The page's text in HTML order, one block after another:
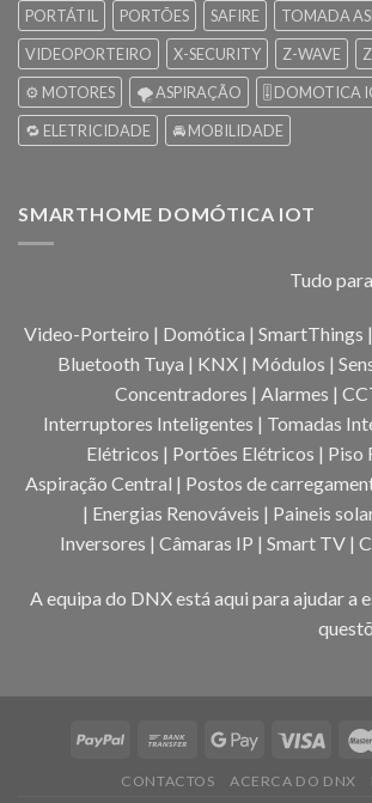
PORTÁTIL
PORTÕES SAFIRE
TOMADA
VIDEOPORTEIRO
X-SECURITY Z-WAVE
⚙️ MOTORES
🌪️ ASPIRAÇÃO 🎚️ DOMOTICA
🔁 ELETRICIDADE
🚘 MOBILIDADE
SMARTHOME DOMÓTICA IOT
Tudo
Video-Porteiro | Domótica | SmartThings
Bluetooth Tuya | KNX | Módulos |
Concentradores | Alarmes |
Interruptores Inteligentes | Tomadas
Elétricos | Portões Elétricos | Piso
Aspiração Central | Postos de
| Energias Renováveis | Paineis
Inversores | Câmaras IP | Smart TV |
A equipa do DNX está aqui para ajudar a
CONTACTOS ACERCA DO DNX